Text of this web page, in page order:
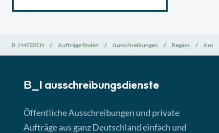
B_I MEDIEN Aufträge finden Ausschreibungen Region
B_I ausschreibungs­dienste
Öffentliche Ausschreibungen und private
Aufträge aus ganz Deutschland einfach und